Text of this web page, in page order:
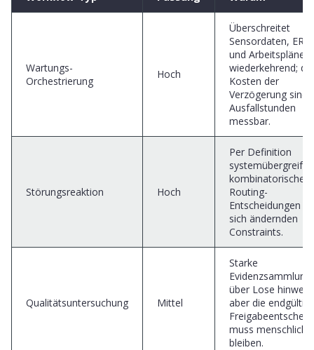
Wartungs-
Orchestrierung
Hoch
Überschreitet
Sensordaten, ERP
und Arbeitspläne;
wiederkehrend; die
Kosten der
Verzögerung sind
Ausfallstunden
messbar.
Störungsreaktion Hoch
Per Definition
kombinatorische
Routing-
Entscheidungen
sich ändernden
Constraints.
Qualitätsuntersuchung Mittel
Starke
Evidenzsammlung
über Lose hinweg,
aber die
muss menschlich
bleiben.